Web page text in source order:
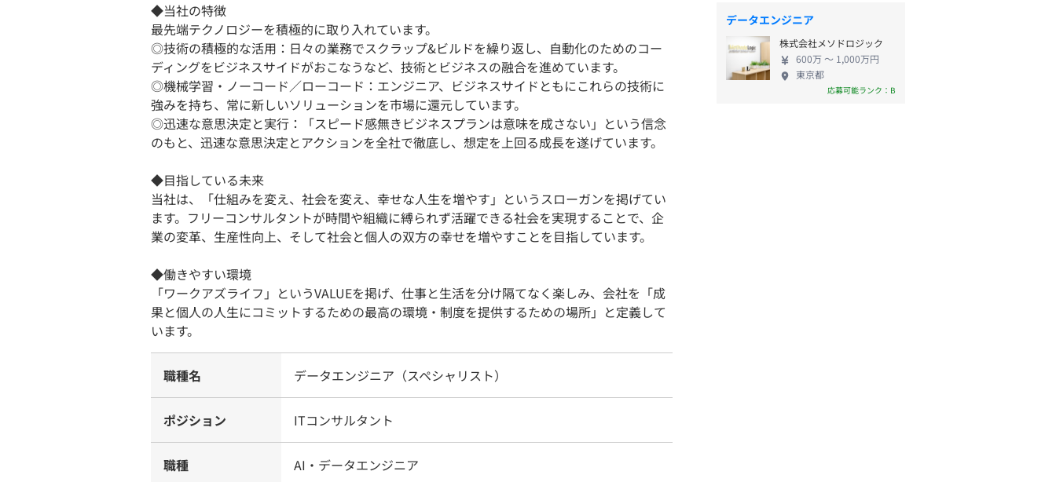
◆当社の特徴
最先端テクノロジーを積極的に取り入れています。
◎技術の積極的な活用：日々の業務でスクラップ&ビルドを繰り返し、自動化のためのコー
ディングをビジネスサイドがおこなうなど、技術とビジネスの融合を進めています。
◎機械学習・ノーコード／ローコード：エンジニア、ビジネスサイドともにこれらの技術に
強みを持ち、常に新しいソリューションを市場に還元しています。
◎迅速な意思決定と実行：「スピード感無きビジネスプランは意味を成さない」という信念
のもと、迅速な意思決定とアクションを全社で徹底し、想定を上回る成長を遂げています。
◆目指している未来
当社は、「仕組みを変え、社会を変え、幸せな人生を増やす」というスローガンを掲げてい
ます。フリーコンサルタントが時間や組織に縛られず活躍できる社会を実現することで、企
業の変革、生産性向上、そして社会と個人の双方の幸せを増やすことを目指しています。
◆働きやすい環境
「ワークアズライフ」というVALUEを掲げ、仕事と生活を分け隔てなく楽しみ、会社を「成
果と個人の人生にコミットするための最高の環境・制度を提供するための場所」と定義して
います。
職種名 データエンジニア（スペシャリスト）
ポジション ITコンサルタント
職種 AI・データエンジニア
データエンジニア
株式会社メソドロジック
600万 〜 1,000万円
東京都
応募可能ランク：B